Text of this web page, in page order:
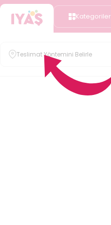
Kategoriler
Teslimat Yöntemini Belirle